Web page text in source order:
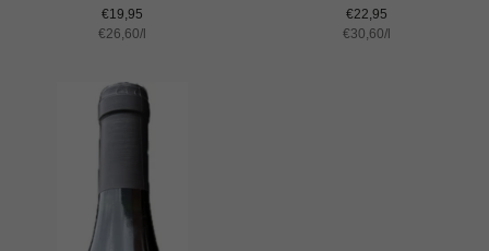
Normaler
Preis
€19,95
Einzelpreis
€26,60/
Normaler
Preis
€22,95
Einzelpreis
€30,60/